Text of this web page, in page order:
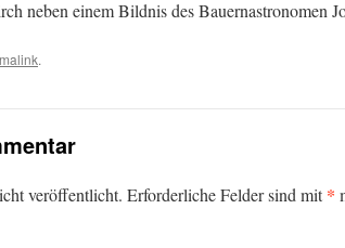
neben einem Bildnis des Bauernastronomen
.
veröffentlicht. Erforderliche Felder sind mit*